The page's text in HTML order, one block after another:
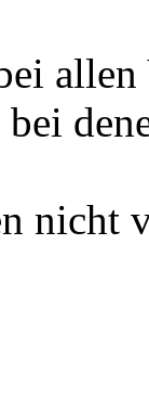
nicht